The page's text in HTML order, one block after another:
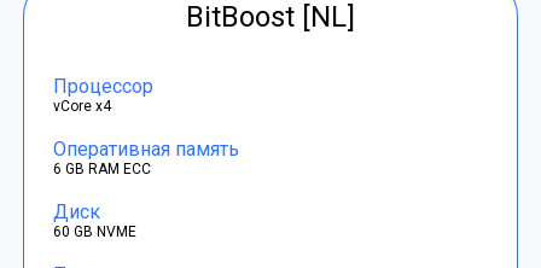
BitBoost [NL]
Процессор
vCore x4
Оперативная память
6 GB RAM ECC
Диск
60 GB NVME